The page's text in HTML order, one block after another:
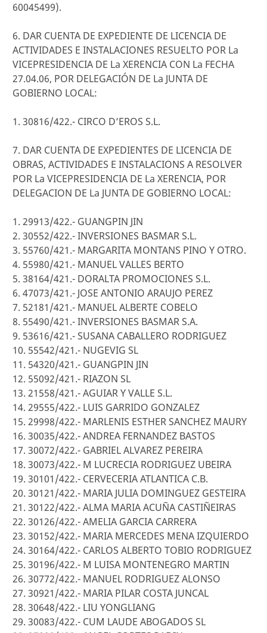
60045499).
6. DAR CUENTA DE EXPEDIENTE DE LICENCIA DE
ACTIVIDADES E INSTALACIONES RESUELTO POR La
VICEPRESIDENCIA DE La XERENCIA CON La FECHA
27.04.06, POR DELEGACIÓN DE La JUNTA DE
GOBIERNO LOCAL:
1. 30816/422.- CIRCO D’EROS S.L.
7. DAR CUENTA DE EXPEDIENTES DE LICENCIA DE
OBRAS, ACTIVIDADES E INSTALACIONS A RESOLVER
POR La VICEPRESIDENCIA DE La XERENCIA, POR
DELEGACION DE La JUNTA DE GOBIERNO LOCAL:
1. 29913/422.- GUANGPIN JIN
2. 30552/422.- INVERSIONES BASMAR S.L.
3. 55760/421.- MARGARITA MONTANS PINO Y OTRO.
4. 55980/421.- MANUEL VALLES BERTO
5. 38164/421.- DORALTA PROMOCIONES S.L.
6. 47073/421.- JOSE ANTONIO ARAUJO PEREZ
7. 52181/421.- MANUEL ALBERTE COBELO
8. 55490/421.- INVERSIONES BASMAR S.A.
9. 53616/421.- SUSANA CABALLERO RODRIGUEZ
10. 55542/421.- NUGEVIG SL
11. 54320/421.- GUANGPIN JIN
12. 55092/421.- RIAZON SL
13. 21558/421.- AGUIAR Y VALLE S.L.
14. 29555/422.- LUIS GARRIDO GONZALEZ
15. 29998/422.- MARLENIS ESTHER SANCHEZ MAURY
16. 30035/422.- ANDREA FERNANDEZ BASTOS
17. 30072/422.- GABRIEL ALVAREZ PEREIRA
18. 30073/422.- M LUCRECIA RODRIGUEZ UBEIRA
19. 30101/422.- CERVECERIA ATLANTICA C.B.
20. 30121/422.- MARIA JULIA DOMINGUEZ GESTEIRA
21. 30122/422.- ALMA MARIA ACUÑA CASTIÑEIRAS
22. 30126/422.- AMELIA GARCIA CARRERA
23. 30152/422.- MARIA MERCEDES MENA IZQUIERDO
24. 30164/422.- CARLOS ALBERTO TOBIO RODRIGUEZ
25. 30196/422.- M LUISA MONTENEGRO MARTIN
26. 30772/422.- MANUEL RODRIGUEZ ALONSO
27. 30921/422.- MARIA PILAR COSTA JUNCAL
28. 30648/422.- LIU YONGLIANG
29. 30083/422.- CUM LAUDE ABOGADOS SL